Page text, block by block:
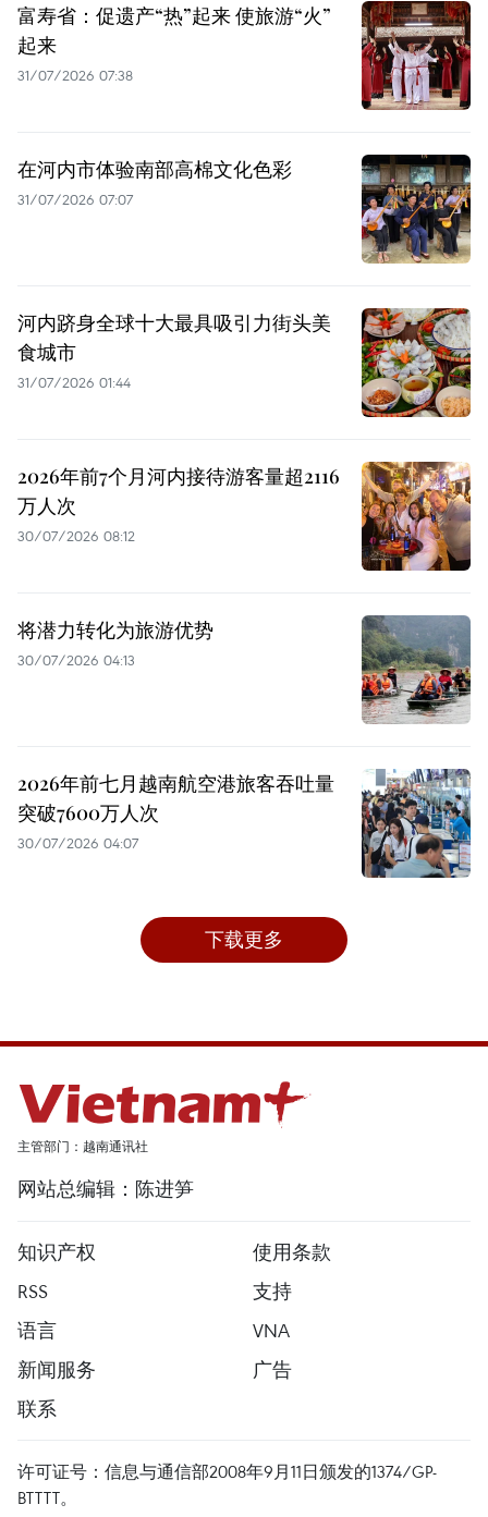
富寿省：促遗产“热”起来 使旅游“火”
起来
31/07/2026 07:38
在河内市体验南部高棉文化色彩
31/07/2026 07:07
河内跻身全球十大最具吸引力街头美
食城市
31/07/2026 01:44
2026年前7个月河内接待游客量超2116
万人次
30/07/2026 08:12
将潜力转化为旅游优势
30/07/2026 04:13
2026年前七月越南航空港旅客吞吐量
突破7600万人次
30/07/2026 04:07
下载更多
主管部门：越南通讯社
网站总编辑：陈进笋
知识产权
使用条款
RSS
支持
语言
VNA
新闻服务
广告
联系
许可证号：信息与通信部2008年9月11日颁发的1374/GP-
BTTTT。